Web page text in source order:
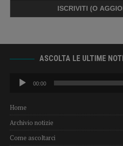
ASCOLTA LE ULTIME
Audio
Player
00:00
Home
Archivio notizie
Come ascoltarci